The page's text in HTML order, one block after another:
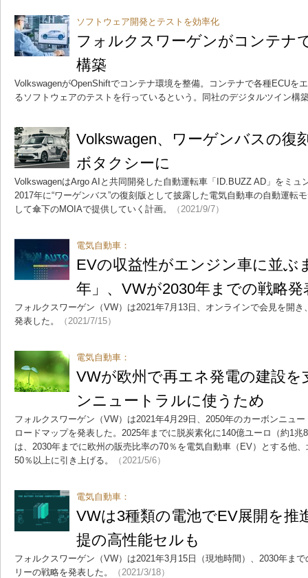
ソフトウェア開発とテストを効率化
フォルクスワーゲンがコンテナ
構築
VolkswagenがOpenShiftでコンテナ環境を整備。コンテナで各種ECUを
るソフトウェアのテストを行っているという。同社のデジタルツイン構
Volkswagen、ワーゲンバスの復
ボタクシーに
VolkswagenはArgo AIと共同開発した自動運転車「ID.BUZZ AD」をミュ
2017年に“ワーゲンバス”の復刻版として披露した電気自動車の自動運転
して傘下のMOIAで提供していく計画。
（2021/9/7）
電気自動車：
EVの収益性がエンジン車に並ぶ
年」、VWが2030年までの戦略発
フォルクスワーゲン（VW）は2021年7月13日、オンラインで会見を開
発表した。
（2021/7/15）
電気自動車：
VWが欧州で再エネ発電の建設を
ンニュートラルに使うため
フォルクスワーゲン（VW）は2021年4月29日、2050年のカーボンニュ
ロードマップを発表した。2025年までに脱炭素化に140億ユーロ（約1
は、2030年までに欧州の販売比率の70％を電気自動車（EV）とする他
50％以上に引き上げる。
（2021/5/6）
電気自動車：
VWは3種類の電池でEV展開を推
提の高性能セルも
フォルクスワーゲン（VW）は2021年3月15日（現地時間）、2030年ま
リーの戦略を発表した。
（2021/3/18）